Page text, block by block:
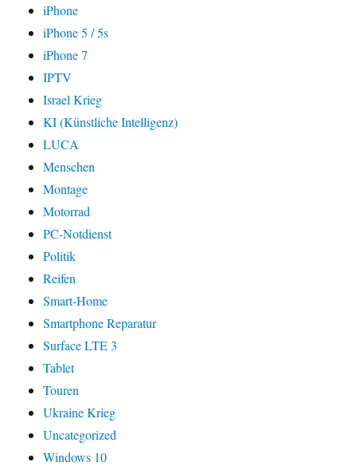
iPhone
iPhone 5 / 5s
iPhone 7
IPTV
Israel Krieg
KI (Künstliche Intelligenz)
LUCA
Menschen
Montage
Motorrad
PC-Notdienst
Politik
Reifen
Smart-Home
Smartphone Reparatur
Surface LTE 3
Tablet
Touren
Ukraine Krieg
Uncategorized
Windows 10